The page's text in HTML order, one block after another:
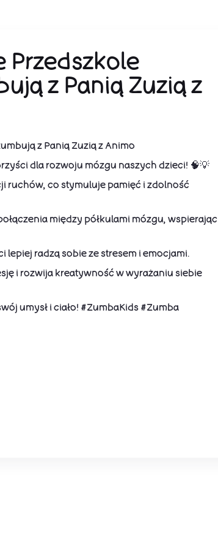
Przedszkole
z Panią Zuzią z
z Panią Zuzią z Animo
dla rozwoju mózgu naszych dzieci! 🧠💡
ruchów, co stymuluje pamięć i zdolność
między półkulami mózgu, wspierając
radzą sobie ze stresem i emocjami.
i rozwija kreatywność w wyrażaniu siebie
umysł i ciało! #ZumbaKids #Zumba